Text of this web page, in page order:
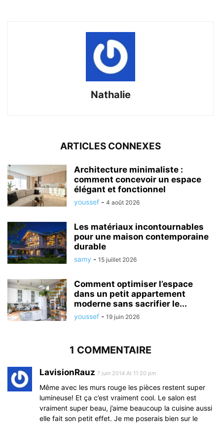
Nathalie
ARTICLES CONNEXES
Architecture minimaliste :
comment concevoir un espace
élégant et fonctionnel
youssef - 4 août 2026
Les matériaux incontournables
pour une maison contemporaine
durable
samy - 15 juillet 2026
Comment optimiser l’espace
dans un petit appartement
moderne sans sacrifier le...
youssef - 19 juin 2026
1 COMMENTAIRE
LavisionRauz 7 juin 2014 At 11:20 pm
Même avec les murs rouge les pièces restent super
lumineuse! Et ça c’est vraiment cool. Le salon est
vraiment super beau, j’aime beaucoup la cuisine aussi
elle fait son petit effet. Je me poserais bien sur le